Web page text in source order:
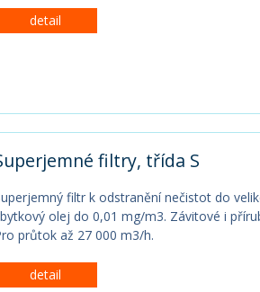
detail
filtry, třída S
filtr k odstranění nečistot do
olej do 0,01 mg/m3. Závitové i
průtok až 27 000 m3/h.
detail